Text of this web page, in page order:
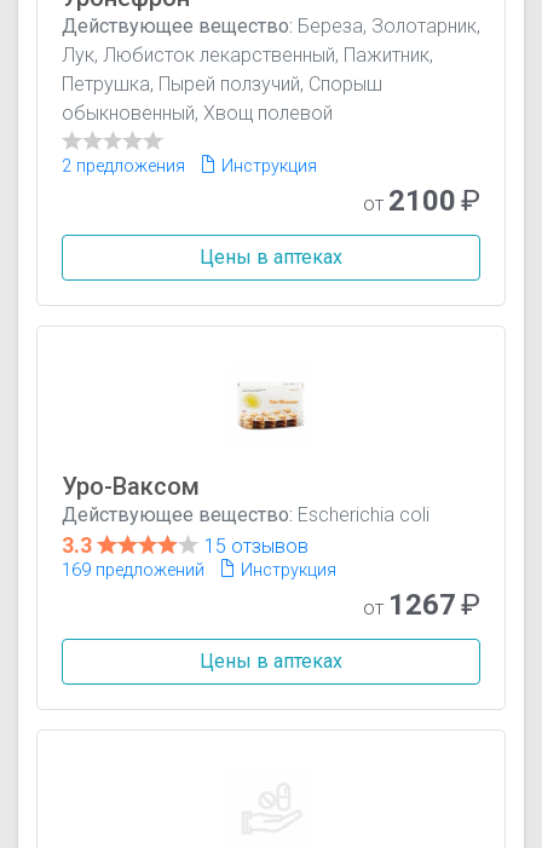
Действующее вещество: Береза, Золотарник,
Лук, Любисток лекарственный, Пажитник,
Петрушка, Пырей ползучий, Спорыш
обыкновенный, Хвощ полевой
2 предложения Инструкция
от 2100₽
Цены в аптеках
Уро-Ваксом
Действующее вещество: Escherichia coli
3.3 15 отзывов
169 предложений Инструкция
от 1267₽
Цены в аптеках